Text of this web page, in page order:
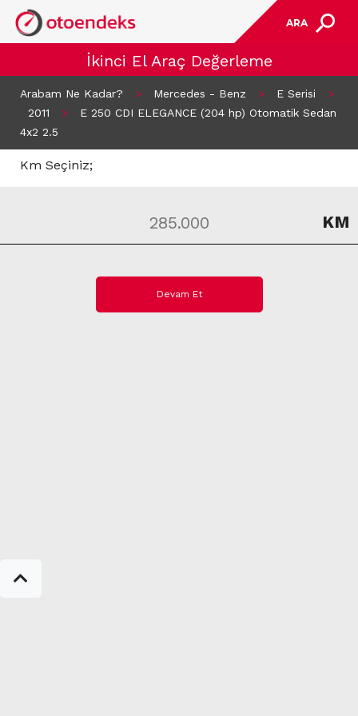
ARA
İkinci El Araç Değerleme
Arabam Ne Kadar? > Mercedes - Benz > E Serisi
>
2011
>
E 250 CDI ELEGANCE (204 hp) Otomatik Sedan
4x2 2.5
Km Seçiniz;
KM
Devam Et